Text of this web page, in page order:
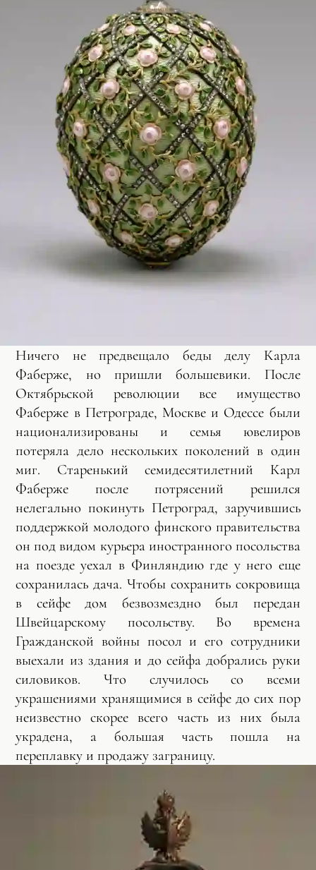
Ничего не предвещало беды делу Карла
Фаберже, но пришли большевики. После
Октябрьской революции все имущество
Фаберже в Петрограде, Москве и Одессе были
национализированы и семья ювелиров
потеряла дело нескольких поколений в один
миг. Старенький семидесятилетний Карл
Фаберже после потрясений решился
нелегально покинуть Петроград, заручившись
поддержкой молодого финского правительства
он под видом курьера иностранного посольства
на поезде уехал в Финляндию где у него еще
сохранилась дача. Чтобы сохранить сокровища
в сейфе дом безвозмездно был передан
Швейцарскому посольству. Во времена
Гражданской войны посол и его сотрудники
выехали из здания и до сейфа добрались руки
силовиков. Что случилось со всеми
украшениями хранящимися в сейфе до сих пор
неизвестно скорее всего часть из них была
украдена, а большая часть пошла на
переплавку и продажу заграницу.